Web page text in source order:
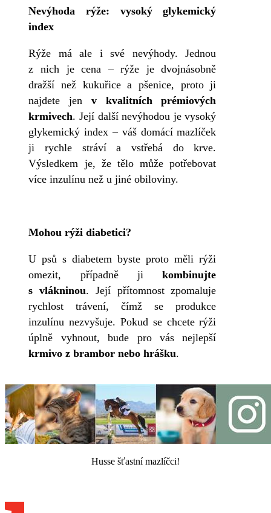
Nevýhoda rýže: vysoký glykemický
index
Rýže má ale i své nevýhody. Jednou
z nich je cena – rýže je dvojnásobně
dražší než kukuřice a pšenice, proto ji
najdete jen v kvalitních prémiových
krmivech. Její další nevýhodou je vysoký
glykemický index – váš domácí mazlíček
ji rychle stráví a vstřebá do krve.
Výsledkem je, že tělo může potřebovat
více inzulínu než u jiné obiloviny.
Mohou rýži diabetici?
U psů s diabetem byste proto měli rýži
omezit, případně jikombinujte
s vlákninou. Její přítomnost zpomaluje
rychlost trávení, čímž se produkce
inzulínu nezvyšuje. Pokud se chcete rýži
úplně vyhnout, bude pro vás nejlepší
krmivo z brambor nebo hrášku.
Husse šťastní mazlíčci!